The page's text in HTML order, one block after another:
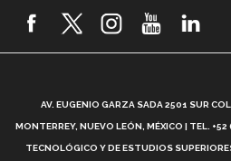
2026! (video)
¿Cómo es el Modelo
AV. EUGENIO GARZA SADA 2501 SUR
MONTERREY, NUEVO LEÓN, MÉXICO | TEL.
TECNOLÓGICO Y DE ESTUDIOS